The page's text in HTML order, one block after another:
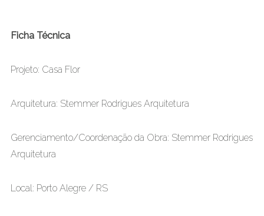
Ficha Técnica
Projeto: Casa Flor
Arquitetura: Stemmer Rodrigues Arquitetura
Gerenciamento/Coordenação da Obra: Stemmer Rodrigues
Arquitetura
Local: Porto Alegre / RS